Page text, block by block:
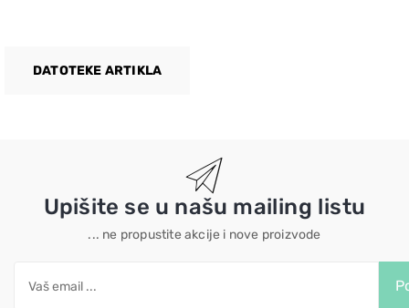
DATOTEKE ARTIKLA
Upišite se u našu mailing listu
... ne propustite akcije i nove proizvode